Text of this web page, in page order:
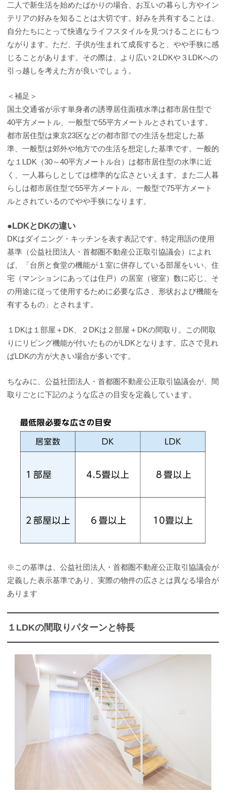
二人で新生活を始めたばかりの場合、お互いの暮らし方やイン
テリアの好みを知ることは大切です。好みを共有することは、
自分たちにとって快適なライフスタイルを見つけることにもつ
ながります。ただ、子供が生まれて成長すると、やや手狭に感
じることがあります。その際は、より広い２LDKや３LDKへの
引っ越しを考えた方が良いでしょう。
＜補足＞
国土交通省が示す単身者の誘導居住面積水準は都市居住型で
40平方メートル、一般型で55平方メートルとされています。
都市居住型は東京23区などの都市部での生活を想定した基
準、一般型は郊外や地方での生活を想定した基準です。一般的
な１LDK（30～40平方メートル台）は都市居住型の水準に近
く、一人暮らしとしては標準的な広さといえます。また二人暮
らしは都市居住型で55平方メートル、一般型で75平方メート
ルとされているのでやや手狭になります。
●LDKとDKの違い
DKはダイニング・キッチンを表す表記です。特定用語の使用
基準（公益社団法人・首都圏不動産公正取引協議会）によれ
ば、「台所と食堂の機能が１室に併存している部屋をいい、住
宅（マンションにあっては住戸）の居室（寝室）数に応じ、そ
の用途に従って使用するために必要な広さ、形状および機能を
有するもの」とされます。
１DKは１部屋＋DK、２DKは２部屋＋DKの間取り。この間取
りにリビング機能が付いたものがLDKとなります。広さで見れ
ばLDKの方が大きい場合が多いです。
ちなみに、公益社団法人・首都圏不動産公正取引協議会が、間
取りごとに下記のような広さの目安を定義しています。
※この基準は、公益社団法人・首都圏不動産公正取引協議会が
定義した表示基準であり、実際の物件の広さとは異なる場合が
あります
１LDKの間取りパターンと特長